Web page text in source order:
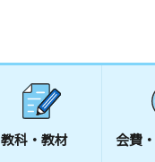
教科・教材 会費・